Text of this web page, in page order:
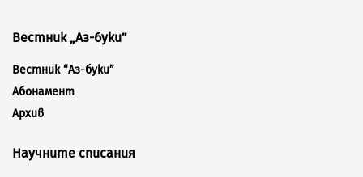
Вестник „Аз-буки”
Вестник “Аз-буки”
Абонамент
Архив
Научните списания